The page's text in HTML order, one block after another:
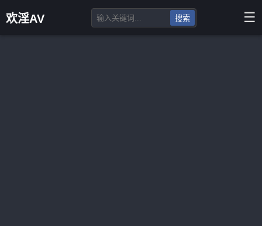
欢淫AV 搜索 ☰